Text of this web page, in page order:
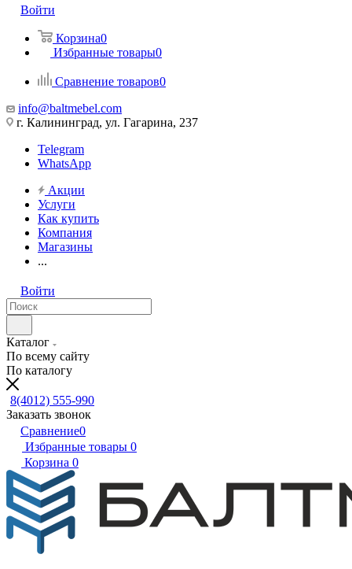
Войти
Корзина0
Избранные товары0
Сравнение товаров0
info@baltmebel.com
г. Калининград, ул. Гагарина, 237
Telegram
WhatsApp
Акции
Услуги
Как купить
Компания
Магазины
...
Войти
Каталог
По всему сайту
По каталогу
8(4012) 555-990
Заказать звонок
Сравнение0
Избранные товары 0
Корзина 0